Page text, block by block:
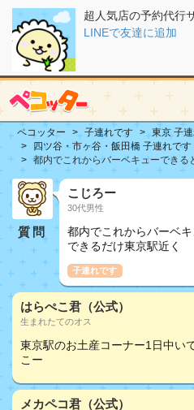
超人気店の予約代行
LINEで友達に追加
ペコッター 子連れです
東京 子
四ツ谷・市ヶ谷・飯田橋 子連れです
都内でこれからバーベキューできる
質問
こじろー
30代男性
都内でこれからバーベキ
できるだけ東京駅近く
子連れです
はらぺこ君（公式）
生まれたてのオス
東京駅のお土産コーナー1日中い
こー
メカペコ君（公式）